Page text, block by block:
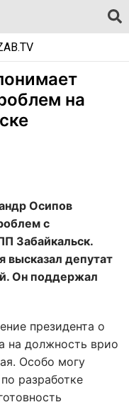
на
Осипов
с
Забайкальск.
высказал депутат
Он поддержал
президента о
на должность врио
Особо могу
разработке